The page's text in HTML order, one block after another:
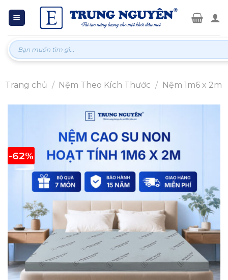
Tìm
kiếm:
Trang chủ / Nệm Theo Kích Thước / Nệm 1m6 x 2m
-62%